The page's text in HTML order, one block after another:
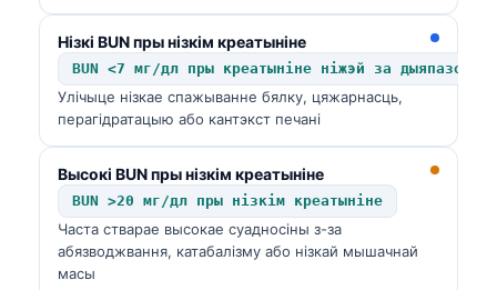
Нізкі BUN пры нізкім креатыніне
BUN <7 мг/дл пры креатыніне ніжэй за дыяпазон
Улічыце нізкае спажыванне бялку, цяжарнасць,
перагідратацыю або кантэкст печані
Высокі BUN пры нізкім креатыніне
BUN >20 мг/дл пры нізкім креатыніне
Часта стварае высокае суадносіны з-за
абязводжвання, катабалізму або нізкай мышачнай
масы한국어
Slovenščina
Magyar
Shqip
اردو
मराठी